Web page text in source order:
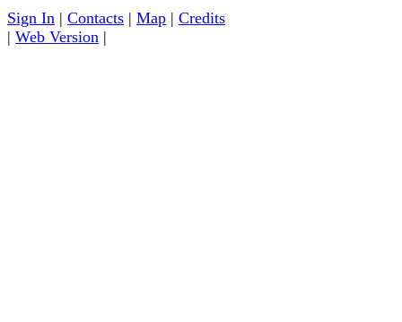
Sign In | Contacts | Map | Credits
| Web Version |